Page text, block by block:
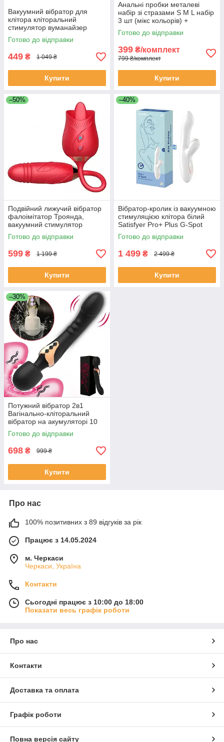
Вакуумний вібратор для
клітора кліторальний
стимулятор вуманайзер
жіночий секс-іграшка
силіконовий Koala
Фіолетовий
Готово до відправки
449 ₴ 1 049 ₴
Купити
Анальні пробки металеві
набір зі стразами S M L набір
3 шт (мікс кольорів) +
мішечки для комфортного
зберігання
Готово до відправки
399 ₴/комплект
799 ₴/комплект
Купити
–50%
Подвійний лижучий вібратор
фалоімітатор Троянда,
вакуумний стимулятор
клітора, USB Вібратори
Готово до відправки
599 ₴ 1 199 ₴
Купити
–40%
Вібратор-кролик із вакуумною
стимуляцією клітора білий
Satisfyer Pro+ Plus G-Spot
Rabbit KOALA
Готово до відправки
1 499 ₴ 2 499 ₴
Купити
–30%
Потужний вібратор 2в1
Вагінально-кліторальний
вібратор на акумуляторі 10
режимів секс-іграшка для
дорослих KOALA
Готово до відправки
698 ₴ 999 ₴
Купити
Про нас
100% позитивних з 89 відгуків за рік
Працює з 14.05.2024
м. Черкаси
Черкаси, Україна
Контакти
Сьогодні працює з 10:00 до 18:00
Показати весь графік роботи
Про нас
Контакти
Доставка та оплата
Графік роботи
Повна версія сайту